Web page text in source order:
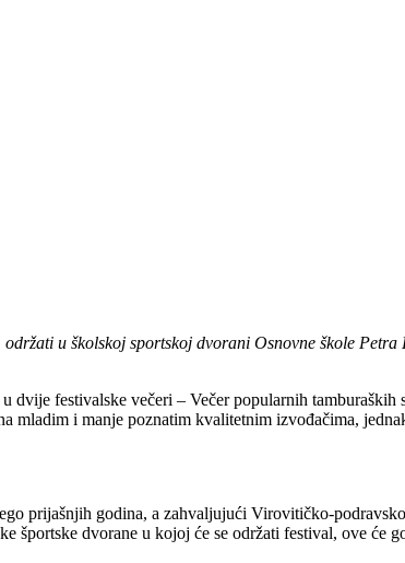
u školskoj sportskoj dvorani Osnovne škole
dvije festivalske večeri – Večer popularnih tamburaških
mladim i manje poznatim kvalitetnim izvođačima,
prijašnjih godina, a zahvaljujući Virovitičko-
športske dvorane u kojoj će se održati festival, ove će